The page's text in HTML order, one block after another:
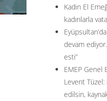
Kadın El
kadınlarla
devam
esti”
EMEP Genel
Levent
edilsin,